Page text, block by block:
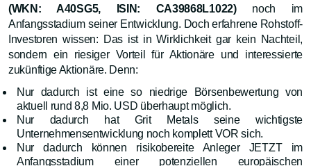
(WKN: A40SG5, ISIN: CA39868L1022)noch im
Anfangsstadium seiner Entwicklung. Doch erfahrene Rohstoff-
Investoren wissen: Das ist in Wirklichkeit gar kein Nachteil,
sondern ein riesiger Vorteil für Aktionäre und interessierte
zukünftige Aktionäre. Denn:
Nur dadurch ist eine so niedrige Börsenbewertung von
aktuell rund 8,8 Mio. USD überhaupt möglich.
Nur dadurch hat Grit Metals seine wichtigste
Unternehmensentwicklung noch komplett VOR sich.
Nur dadurch können risikobereite Anleger JETZT im
Anfangsstadium einer potenziellen europäischen